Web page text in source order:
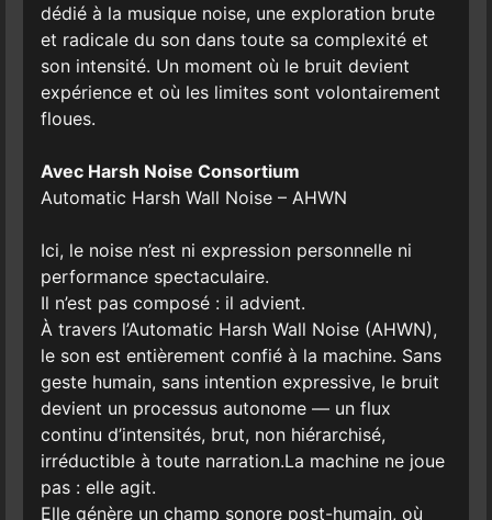
dédié à la musique noise, une exploration brute
et radicale du son dans toute sa complexité et
son intensité. Un moment où le bruit devient
expérience et où les limites sont volontairement
floues.
Avec Harsh Noise Consortium
Automatic Harsh Wall Noise – AHWN
Ici, le noise n’est ni expression personnelle ni
performance spectaculaire.
Il n’est pas composé : il advient.
À travers l’Automatic Harsh Wall Noise (AHWN),
le son est entièrement confié à la machine. Sans
geste humain, sans intention expressive, le bruit
devient un processus autonome — un flux
continu d’intensités, brut, non hiérarchisé,
irréductible à toute narration.La machine ne joue
pas : elle agit.
Elle génère un champ sonore post-humain, où